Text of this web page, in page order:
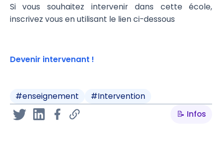
Si vous souhaitez intervenir dans cette école,
inscrivez vous en utilisant le lien ci-dessous
Devenir intervenant !
#enseignement #Intervention
📝 Infos